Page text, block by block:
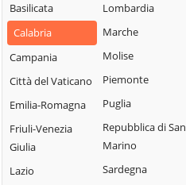
Bianchi
Bisignano
Bocchigliero
Bonifati
Buonvicino
Calopezzati
Lappano
Lattarico
Longobardi
Longobucco
Lungro
Luzzi
Basilicata
Calabria
Campania
Città del Vaticano
Emilia-Romagna
Friuli-Venezia
Giulia
Lazio
Lombardia
Marche
Molise
Piemonte
Puglia
Repubblica di San
Marino
Sardegna